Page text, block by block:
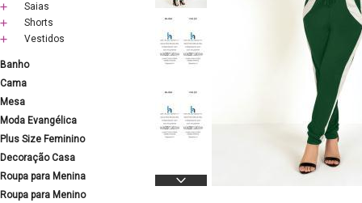
Saias
Shorts
Vestidos
Banho
Cama
Mesa
Moda Evangélica
Plus Size Feminino
Decoração Casa
Roupa para Menina
Roupa para Menino